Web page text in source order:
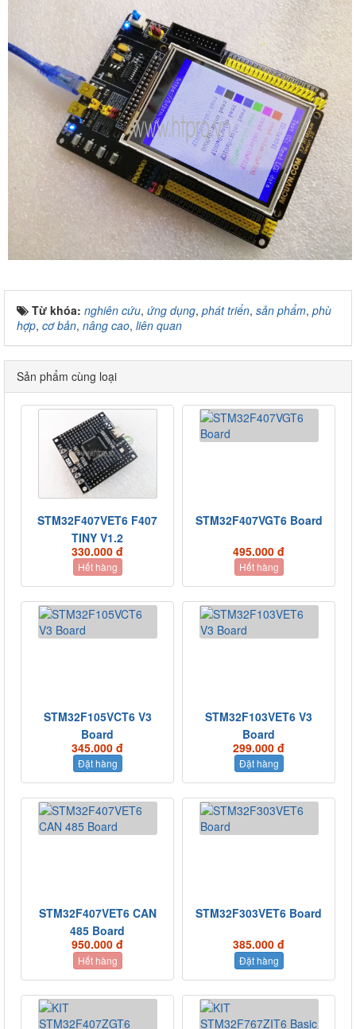
Từ khóa: nghiên cứu, ứng dụng, phát triển, sản phẩm, phù
hợp, cơ bản, nâng cao, liên quan
Sản phẩm cùng loại
STM32F407VET6 F407
TINY V1.2
330.000 đ
Hết hàng
STM32F407VGT6 Board
495.000 đ
Hết hàng
STM32F105VCT6 V3
Board
345.000 đ
Đặt hàng
STM32F103VET6 V3
Board
299.000 đ
Đặt hàng
STM32F407VET6 CAN
485 Board
950.000 đ
Hết hàng
STM32F303VET6 Board
385.000 đ
Đặt hàng